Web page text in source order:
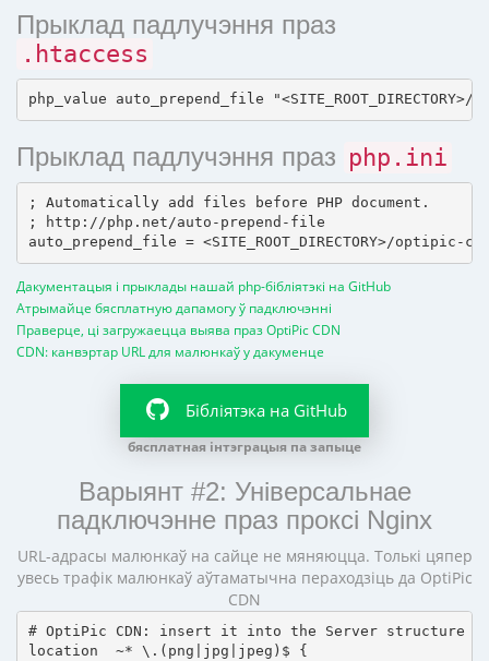
Прыклад падлучэння праз
.htaccess
Прыклад падлучэння праз php.ini
; Automatically add files before PHP document.
; http://php.net/auto-prepend-file
Дакументацыя і прыклады нашай php-бібліятэкі на GitHub
Атрымайце бясплатную дапамогу ў падключэнні
Праверце, ці загружаецца выява праз OptiPic CDN
CDN: канвэртар URL для малюнкаў у дакуменце
Бібліятэка на GitHub
бясплатная інтэграцыя па запыце
Варыянт #2: Універсальнае
падключэнне праз проксі Nginx
URL-адрасы малюнкаў на сайце не мяняюцца. Толькі цяпер
увесь трафік малюнкаў аўтаматычна пераходзіць да OptiPic
CDN
# OptiPic CDN: insert it into the Server structure
location  ~* \.(png|jpg|jpeg)$ {